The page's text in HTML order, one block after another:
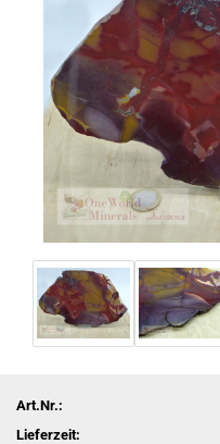
Art.Nr.:
Lieferzeit: